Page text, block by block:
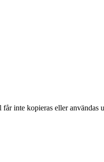
inte kopieras eller användas